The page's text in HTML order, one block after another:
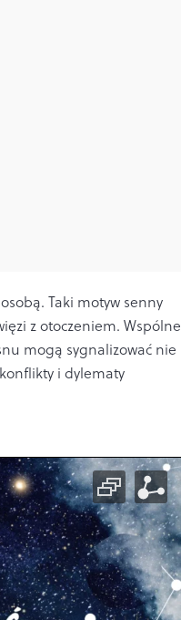
Taki motyw senny
z otoczeniem. Wspólne
mogą sygnalizować nie
i dylematy